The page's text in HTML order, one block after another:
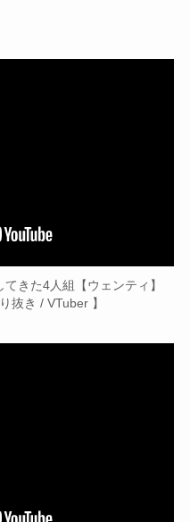
きた4人組【ウェンティ】
抜き / VTuber 】